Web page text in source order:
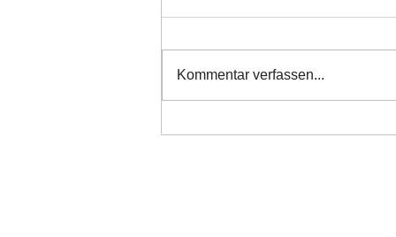
Kommentar verfassen...